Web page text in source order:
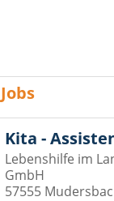
Jobs
Kita -
Lebenshilfe im
GmbH
57555